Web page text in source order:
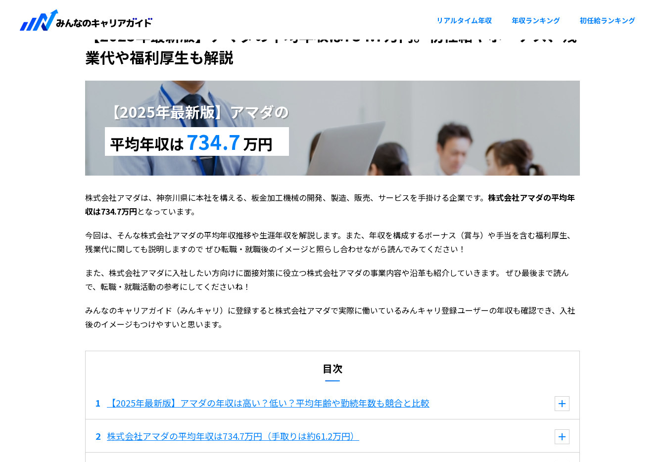
リアルタイム年収 年収ランキング 初任給ランキング
【2025年最新版】アマダの平均年収は734.7万円。初任給やボーナス、残
業代や福利厚生も解説
【2025年最新版】アマダの
平均年収は734.7万円
株式会社アマダは、神奈川県に本社を構える、板金加工機械の開発、製造、販売、サービスを手掛ける企業です。 株式会社アマダの平均年
収は734.7万円となっています。
今回は、そんな株式会社アマダの平均年収推移や生涯年収を解説します。また、年収を構成するボーナス（賞与）や手当を含む福利厚生、
残業代に関しても説明しますので ぜひ転職・就職後のイメージと照らし合わせながら読んでみてください！
また、株式会社アマダに入社したい方向けに面接対策に役立つ株式会社アマダの事業内容や沿革も紹介していきます。 ぜひ最後まで読ん
で、転職・就職活動の参考にしてくださいね！
みんなのキャリアガイド（みんキャリ）に登録すると株式会社アマダで実際に働いているみんキャリ登録ユーザーの年収も確認でき、入社
後のイメージもつけやすいと思います。
目次
【2025年最新版】アマダの年収は高い？低い？平均年齢や勤続年数も競合と比較
株式会社アマダの平均年収は734.7万円（手取りは約61.2万円）